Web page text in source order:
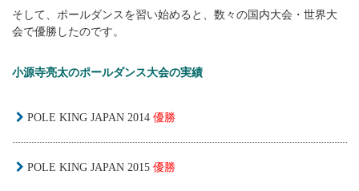
そして、ポールダンスを習い始めると、数々の国内大会・世界大
会で優勝したのです。
小源寺亮太のポールダンス大会の実績
POLE KING JAPAN 2014 優勝
POLE KING JAPAN 2015 優勝